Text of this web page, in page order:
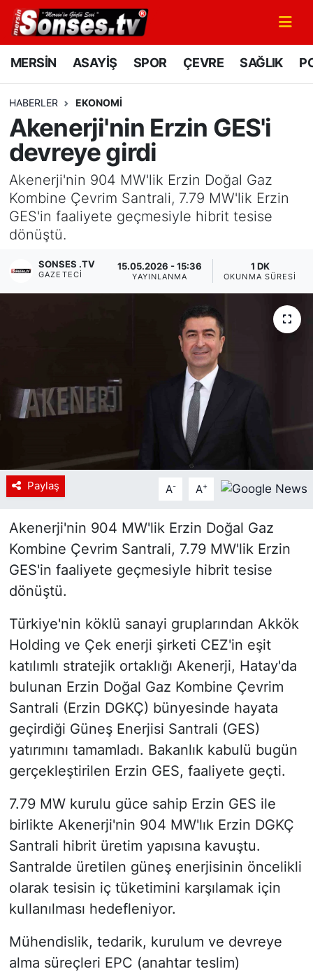
MERSİN ASAYİŞ SPOR ÇEVRE SAĞLIK
HABERLER EKONOMİ
Akenerji'nin Erzin GES'i
devreye girdi
Akenerji'nin 904 MW'lik Erzin Doğal Gaz
Kombine Çevrim Santrali, 7.79 MW'lik Erzin
GES'in faaliyete geçmesiyle hibrit tesise
dönüştü.
SONSES .TV
GAZETECI
15.05.2026 - 15:36
YAYINLANMA
1 DK
OKUNMA SÜRESI
Paylaş A- A+
Akenerji'nin 904 MW'lik Erzin Doğal Gaz
Kombine Çevrim Santrali, 7.79 MW'lik Erzin
GES'in faaliyete geçmesiyle hibrit tesise
dönüştü.
Türkiye'nin köklü sanayi gruplarından Akkök
Holding ve Çek enerji şirketi CEZ'in eşit
katılımlı stratejik ortaklığı Akenerji, Hatay'da
bulunan Erzin Doğal Gaz Kombine Çevrim
Santrali (Erzin DGKÇ) bünyesinde hayata
geçirdiği Güneş Enerjisi Santrali (GES)
yatırımını tamamladı. Bakanlık kabulü bugün
gerçekleştirilen Erzin GES, faaliyete geçti.
7.79 MW kurulu güce sahip Erzin GES ile
birlikte Akenerji'nin 904 MW'lık Erzin DGKÇ
Santrali hibrit üretim yapısına kavuştu.
Santralde üretilen güneş enerjisinin öncelikli
olarak tesisin iç tüketimini karşılamak için
kullanılması hedefleniyor.
Mühendislik, tedarik, kurulum ve devreye
alma süreçleri EPC (anahtar teslim)
MERSİN
SPOR
GÜNÜN MANŞETİ
DÜNYA
KÜLTÜR - SANAT
MAGAZİN
YEREL HABER
Haberde insan
Mersin Nöbetçi Eczaneler
Mersin Namaz Vakitleri
Mersin Trafik Yoğunluk Haritası
Süper Lig Puan Durumu ve Fikstür
Tüm Manşetler
Son Dakika Haberleri